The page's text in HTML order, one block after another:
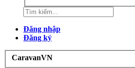
Đăng nhập
Đăng ký
CaravanVN